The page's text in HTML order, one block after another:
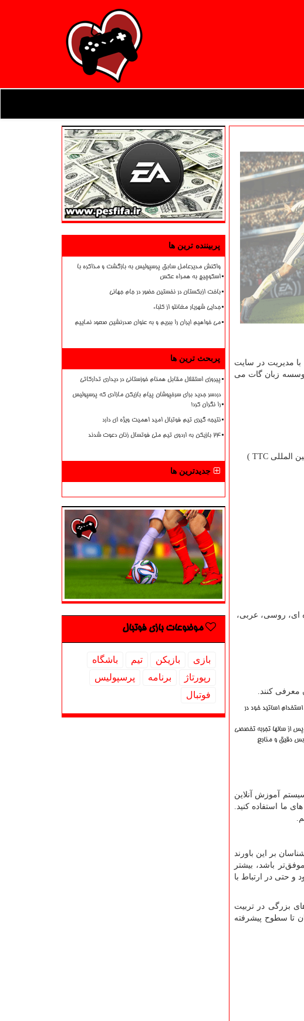
با مدیریت در سایت
زبان گات می
المللی TTC
)
ای، روسی، عربی،
معرفی کنند.
اساتید خود در
از سالها تجربه تخصصی
دقیق و منابع
آموزش آنلاین
ما استفاده کنید.
.
بر این باورند
باشد، بیشتر
و حتی در ارتباط با
بزرگی در تربیت
تا سطوح پیشرفته
پربیننده ترین ها
واکنش مدیرعامل سابق پرسپولیس به بازگشت و مذاکره با
اسکوچیچ به همراه عکس
باخت ازبکستان در نخستین حضور در جام جهانی
جدایی شهریار مغانلو از کلباء
می خواهیم ایران را ببریم و به عنوان صدرنشین صعود نماییم
پربحث ترین ها
پیروزی استقلال مقابل همنام خوزستانی در دیداری تدارکاتی
دردسر جدید برای سرخپوشان پیام بازیکن مازادی که پرسپولیس
را نگران کرد!
نتیجه گیری تیم فوتبال امید اهمیت ویژه ای دارد
۲۴ بازیکن به اردوی تیم ملی فوتسال زنان دعوت شدند
جدیدترین ها
موضوعات بازی فوتبال
بازی بازیكن تیم
باشگاه
رپورتاژ
برنامه
پرسپولیس
فوتبال